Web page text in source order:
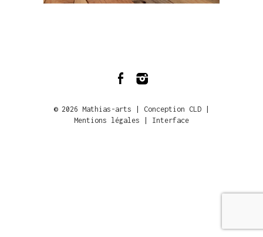
© 2026 Mathias-arts | Conception CLD |
Mentions légales | Interface